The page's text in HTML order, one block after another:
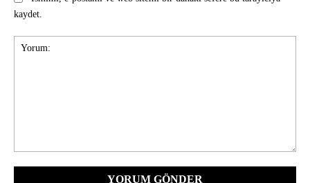
kaydet.